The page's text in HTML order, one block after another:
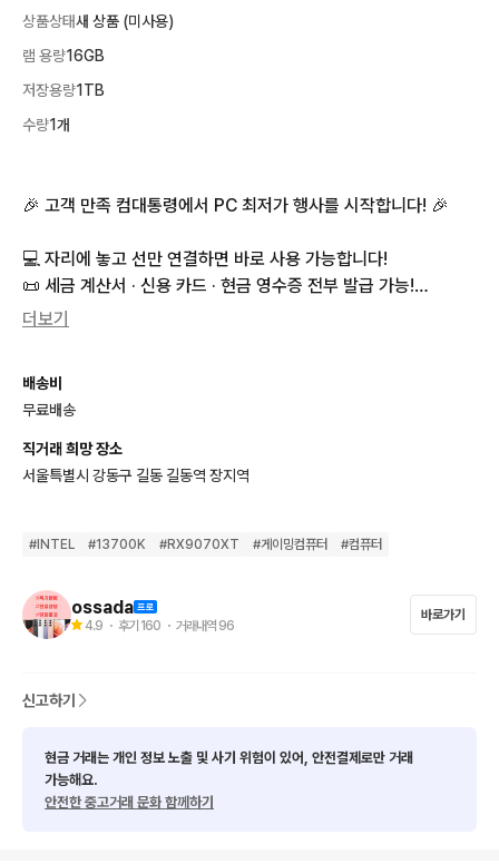
상품상태새 상품 (미사용)
램 용량16GB
저장용량1TB
수량1개
🎉 고객 만족 컴대통령에서 PC 최저가 행사를 시작합니다! 🎉
💻 자리에 놓고 선만 연결하면 바로 사용 가능합니다!
📜 세금 계산서 · 신용 카드 · 현금 영수증 전부 발급 가능!
👉 (부가세 포함 가격! 따로 10% 인상 X)
📎 세금 계산서, 신용 카드 영수증, 현금 영수증은
향후 A/S 및 각종 증빙에 매우 중요하니 반드시 꼭 챙겨주세요!
■ 배송 서비스
📦🚀 당일 출고 + 전국 무료배송!
∞∞∞∞ 전국 최저가 도전 행사!! ∞∞∞∞
더보기
배송비
무료배송
직거래 희망 장소
서울특별시 강동구 길동 길동역 장지역
# INTEL #13700K #RX9070XT #게이밍컴퓨터 #컴퓨터
ossada
4.9 ・ 후기 160 ・ 거래내역 96
바로가기
신고하기
현금 거래는 개인 정보 노출 및 사기 위험이 있어, 안전결제로만 거래
가능해요.
안전한 중고거래 문화 함께하기